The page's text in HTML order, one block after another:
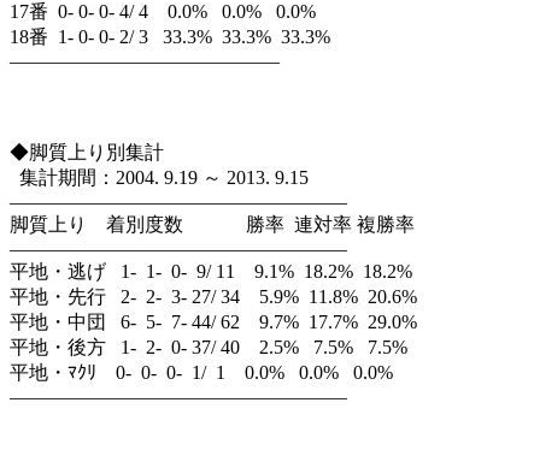
17番 0- 0- 0- 4/ 4 0.0% 0.0% 0.0%
18番 1- 0- 0- 2/ 3 33.3% 33.3% 33.3%
——————————————
◆脚質上り別集計
集計期間：2004. 9.19 ～ 2013. 9.15
—————————————————–
脚質上り 着別度数 勝率 連対率 複勝率
—————————————————–
平地・逃げ 1- 1- 0- 9/ 11 9.1% 18.2% 18.2%
平地・先行 2- 2- 3- 27/ 34 5.9% 11.8% 20.6%
平地・中団 6- 5- 7- 44/ 62 9.7% 17.7% 29.0%
平地・後方 1- 2- 0- 37/ 40 2.5% 7.5% 7.5%
平地・ﾏｸﾘ 0- 0- 0- 1/ 1 0.0% 0.0% 0.0%
—————————————————–